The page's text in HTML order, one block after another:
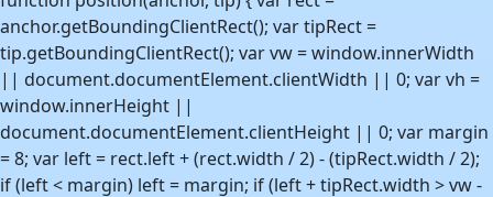
anchor.getBoundingClientRect(); var tipRect =
tip.getBoundingClientRect(); var vw = window.innerWidth
|| document.documentElement.clientWidth || 0; var vh =
window.innerHeight ||
document.documentElement.clientHeight || 0; var margin
= 8; var left = rect.left + (rect.width / 2) - (tipRect.width / 2);
if (left < margin) left = margin; if (left + tipRect.width > vw -